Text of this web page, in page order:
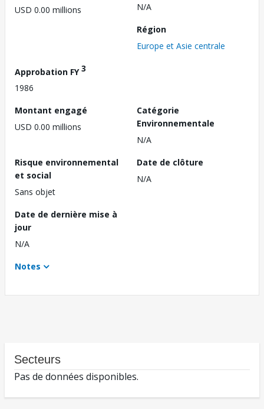
USD 0.00 millions
N/A
Région
Europe et Asie centrale
Approbation FY3
1986
Montant engagé
USD 0.00 millions
Catégorie
Environnementale
N/A
Risque environnemental
et social
Sans objet
Date de clôture
N/A
Date de dernière mise à
jour
N/A
Notes
Secteurs
Pas de données disponibles.